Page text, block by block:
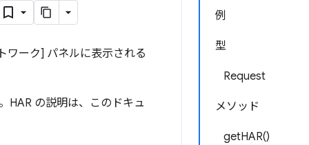
例
型
Request
メソッド
getHAR()
ワーク] パネルに表示される
HAR の説明は、このドキュ